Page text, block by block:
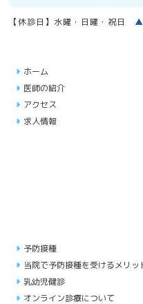
【休診日】水曜・日曜・祝日 ▲
ホーム
医師の紹介
アクセス
求人情報
予防接種
当院で予防接種を受けるメリッ
乳幼児健診
オンライン診療について